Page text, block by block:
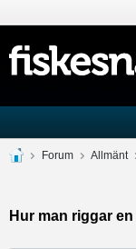
Forum Allmänt
Hur man riggar